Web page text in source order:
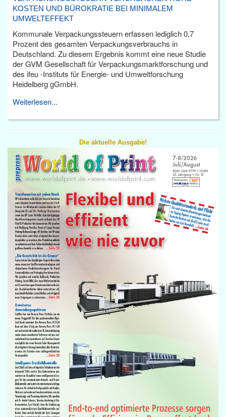
KOSTEN UND BÜROKRATIE BEI MINIMALEM
UMWELTEFFEKT
Kommunale Verpackungssteuern erfassen lediglich 0,7
Prozent des gesamten Verpackungsverbrauchs in
Deutschland. Zu diesem Ergebnis kommt eine neue Studie
der GVM Gesellschaft für Verpackungsmarktforschung und
des ifeu -Instituts für Energie- und Umweltforschung
Heidelberg gGmbH.
Weiterlesen...
Die aktuelle Ausgabe!